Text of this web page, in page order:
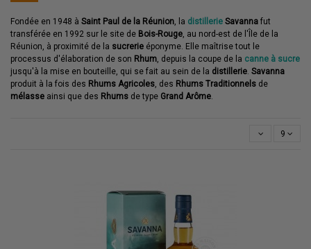
Fondée en 1948 à Saint Paul de la Réunion, la distillerie Savanna fut
transférée en 1992 sur le site de Bois-Rouge, au nord-est de l'Île de la
Réunion, à proximité de la sucrerie éponyme. Elle maîtrise tout le
processus d'élaboration de son Rhum, depuis la coupe de la canne à sucre
jusqu'à la mise en bouteille, qui se fait au sein de la distillerie. Savanna
produit à la fois des Rhums Agricoles, des Rhums Traditionnels de
mélasse ainsi que des Rhums de type Grand Arôme.
9